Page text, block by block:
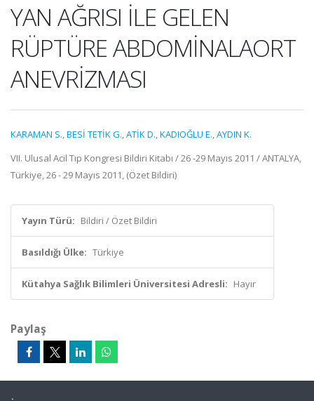
YAN AĞRISI İLE GELEN
RÜPTÜRE ABDOMİNALAORT
ANEVRİZMASI
KARAMAN S.,BESİ TETİK G.,ATİK D.,KADIOĞLU E.,AYDIN K.
VII. Ulusal Acil Tıp Kongresi Bildiri Kitabı / 26 -29 Mayıs 2011 / ANTALYA,
Türkiye, 26 - 29 Mayıs 2011, (Özet Bildiri)
Yayın Türü: Bildiri / Özet Bildiri
Basıldığı Ülke: Türkiye
Kütahya Sağlık Bilimleri Üniversitesi Adresli: Hayır
Paylaş